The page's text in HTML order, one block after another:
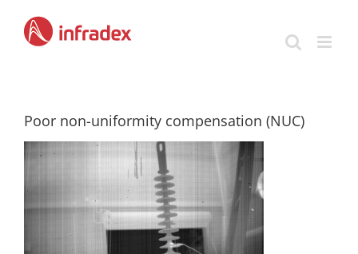
content
Poor non-uniformity compensation (NUC)